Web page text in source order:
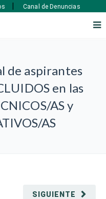
de aspirantes
en las
AS y
AS
SIGUIENTE
| Canal de Denuncias